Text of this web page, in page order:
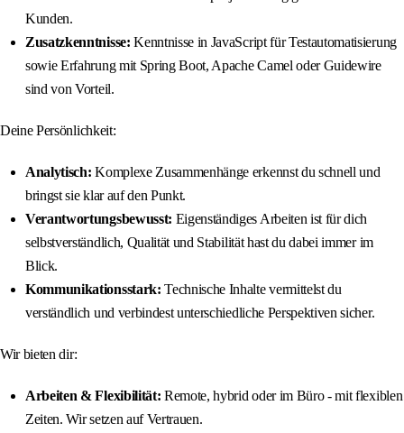
Kunden.
Zusatzkenntnisse: Kenntnisse in JavaScript für Testautomatisierung
sowie Erfahrung mit Spring Boot, Apache Camel oder Guidewire
sind von Vorteil.
Deine Persönlichkeit:
Analytisch: Komplexe Zusammenhänge erkennst du schnell und
bringst sie klar auf den Punkt.
Verantwortungsbewusst: Eigenständiges Arbeiten ist für dich
selbstverständlich, Qualität und Stabilität hast du dabei immer im
Blick.
Kommunikationsstark: Technische Inhalte vermittelst du
verständlich und verbindest unterschiedliche Perspektiven sicher.
Wir bieten dir:
Arbeiten & Flexibilität: Remote, hybrid oder im Büro - mit flexiblen
Zeiten. Wir setzen auf Vertrauen.